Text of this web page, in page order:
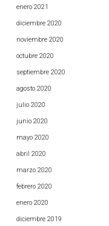
enero 2021
diciembre 2020
noviembre 2020
octubre 2020
septiembre 2020
agosto 2020
julio 2020
junio 2020
mayo 2020
abril 2020
marzo 2020
febrero 2020
enero 2020
diciembre 2019